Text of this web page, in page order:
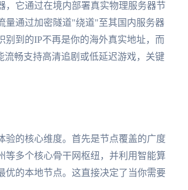
，它通过在境内部署真实物理服务器节
量通过加密隧道"绕道"至其国内服务器
到的IP不再是你的海外真实地址，而
畅支持高清追剧或低延迟游戏，关键
验的核心维度。首先是节点覆盖的广度
等多个核心骨干网枢纽，并利用智能算
优的本地节点。这直接决定了当你需要